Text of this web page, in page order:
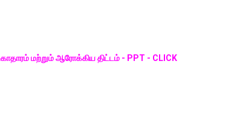
மற்றும் ஆரோக்கிய திட்டம் - PPT - CLICK